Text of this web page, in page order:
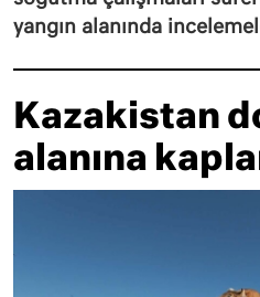
yangın alanında
Kazakistan
alanına